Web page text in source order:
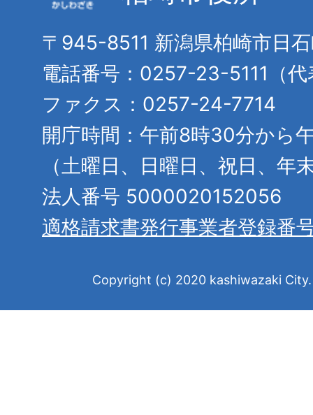
〒945-8511 新潟県柏崎市日
電話番号：0257-23-5111（代
ファクス：0257-24-7714
開庁時間：午前8時30分から
（土曜日、日曜日、祝日、年
法人番号 5000020152056
適格請求書発行事業者登録番
Copyright (c) 2020 kashiwazaki